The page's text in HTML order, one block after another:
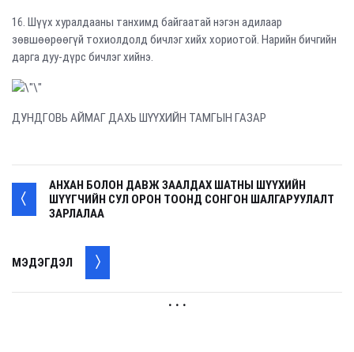
16. Шүүх хуралдааны танхимд байгаатай нэгэн адилаар
зөвшөөрөөгүй тохиолдолд бичлэг хийх хориотой. Нарийн бичгийн
дарга дуу-дүрс бичлэг хийнэ.
ДУНДГОВЬ АЙМАГ ДАХЬ ШҮҮХИЙН ТАМГЫН ГАЗАР
АНХАН БОЛОН ДАВЖ ЗААЛДАХ ШАТНЫ ШҮҮХИЙН
ШҮҮГЧИЙН СУЛ ОРОН ТООНД СОНГОН ШАЛГАРУУЛАЛТ
ЗАРЛАЛАА
МЭДЭГДЭЛ
. . .